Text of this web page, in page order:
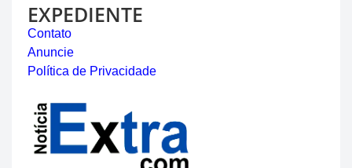
EXPEDIENTE
Contato
Anuncie
Política de Privacidade